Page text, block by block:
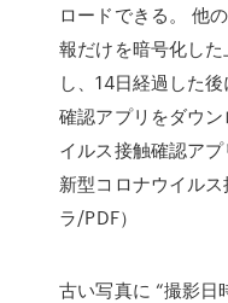
ロードできる。 他
報だけを暗号化し
し、14日経過した
確認アプリをダウ
イルス接触確認ア
新型コロナウイル
ラ/PDF）
古い写真に “撮影日